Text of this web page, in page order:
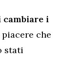
i
che
stati